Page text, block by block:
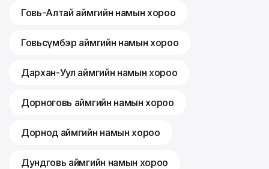
Говь-Алтай аймгийн намын хороо
Говьсүмбэр аймгийн намын хороо
Дархан-Уул аймгийн намын хороо
Дорноговь аймгийн намын хороо
Дорнод аймгийн намын хороо
Дундговь аймгийн намын хороо